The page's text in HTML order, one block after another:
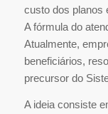
custo dos planos
A fórmula do
Atualmente,
beneficiários,
precursor do
A ideia consiste